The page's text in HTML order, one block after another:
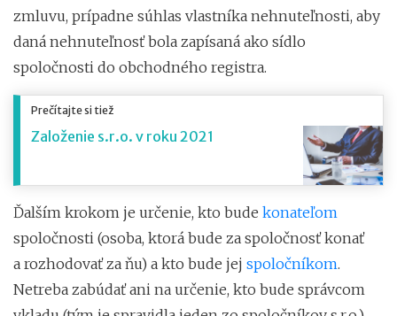
zmluvu, prípadne súhlas vlastníka nehnuteľnosti, aby
daná nehnuteľnosť bola zapísaná ako sídlo
spoločnosti do obchodného registra.
Prečítajte si tiež
Založenie s.r.o. v roku 2021
Ďalším krokom je určenie, kto bude konateľom
spoločnosti (osoba, ktorá bude za spoločnosť konať
a rozhodovať za ňu) a kto bude jej spoločníkom.
Netreba zabúdať ani na určenie, kto bude správcom